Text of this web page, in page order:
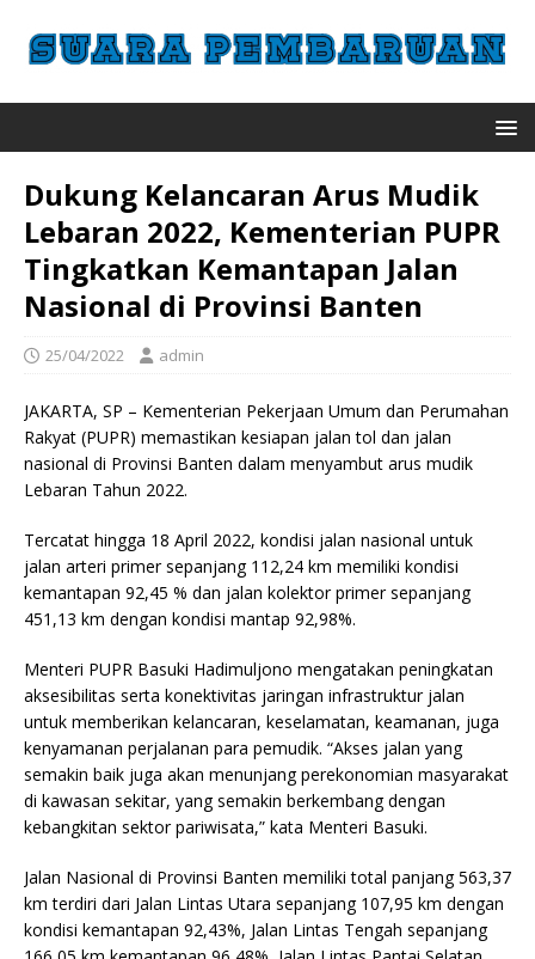
Dukung Kelancaran Arus Mudik
Lebaran 2022, Kementerian PUPR
Tingkatkan Kemantapan Jalan
Nasional di Provinsi Banten
25/04/2022 admin
JAKARTA, SP – Kementerian Pekerjaan Umum dan Perumahan
Rakyat (PUPR) memastikan kesiapan jalan tol dan jalan
nasional di Provinsi Banten dalam menyambut arus mudik
Lebaran Tahun 2022.
Tercatat hingga 18 April 2022, kondisi jalan nasional untuk
jalan arteri primer sepanjang 112,24 km memiliki kondisi
kemantapan 92,45 % dan jalan kolektor primer sepanjang
451,13 km dengan kondisi mantap 92,98%.
Menteri PUPR Basuki Hadimuljono mengatakan peningkatan
aksesibilitas serta konektivitas jaringan infrastruktur jalan
untuk memberikan kelancaran, keselamatan, keamanan, juga
kenyamanan perjalanan para pemudik. “Akses jalan yang
semakin baik juga akan menunjang perekonomian masyarakat
di kawasan sekitar, yang semakin berkembang dengan
kebangkitan sektor pariwisata,” kata Menteri Basuki.
Jalan Nasional di Provinsi Banten memiliki total panjang 563,37
km terdiri dari Jalan Lintas Utara sepanjang 107,95 km dengan
kondisi kemantapan 92,43%, Jalan Lintas Tengah sepanjang